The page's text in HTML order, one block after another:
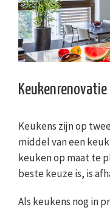
Keukens zijn op
middel van een
keuken op maat te
beste keuze is, is
Als keukens nog in